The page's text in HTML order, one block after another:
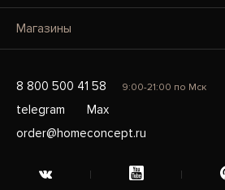
Магазины
8 800 500 41 58 9:00-21:00 по Мск
telegram
Max
order@homeconcept.ru